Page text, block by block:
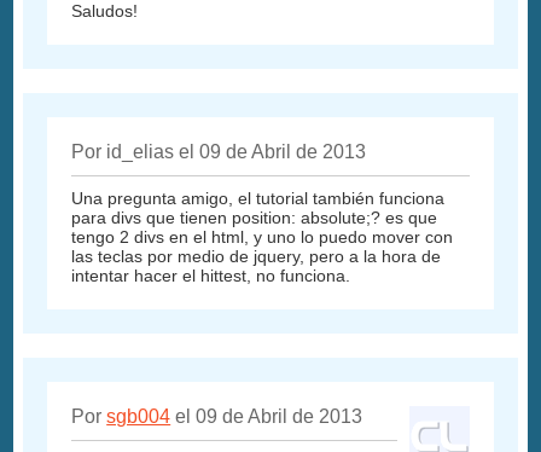
Saludos!
Por id_elias el 09 de Abril de 2013
Una pregunta amigo, el tutorial también funciona
para divs que tienen position: absolute;? es que
tengo 2 divs en el html, y uno lo puedo mover con
las teclas por medio de jquery, pero a la hora de
intentar hacer el hittest, no funciona.
Porsgb004 el 09 de Abril de 2013